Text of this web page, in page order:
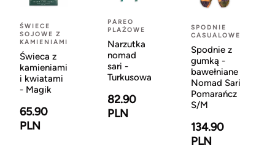
ŚWIECE
SOJOWE Z
KAMIENIAMI
Świeca z
kamieniami
i kwiatami
- Magik
65.90
PLN
PAREO
PLAŻOWE
Narzutka
nomad
sari -
Turkusowa
82.90
PLN
SPODNIE
CASUALOWE
Spodnie z
gumką -
bawełniane
Nomad Sari
Pomarańcz
S/M
134.90
PLN